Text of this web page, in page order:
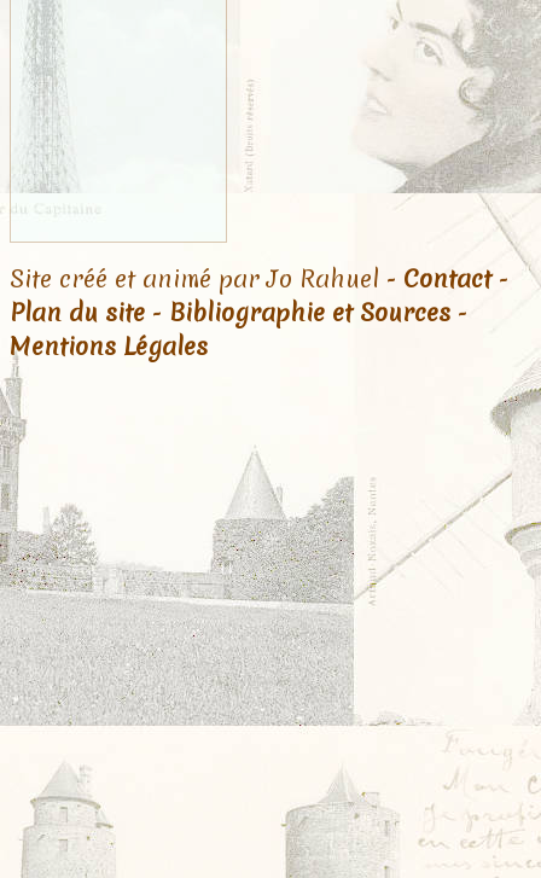
Site créé et animé par Jo Rahuel - Contact-
Plan du site - Bibliographie et Sources -
Mentions Légales